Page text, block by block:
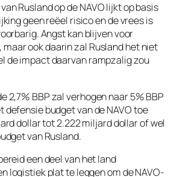
Rusland op de NAVO lijkt op basis
geen reëel risico en de vrees is
Angst kan blijven voor
ook daarin zal Rusland het niet
de impact daarvan rampzalig zou
2,7% BBP zal verhogen naar 5% BBP
defensie budget van de NAVO toe
dollar tot 2.222 miljard dollar of wel
van Rusland.
een deel van het land
logistiek plat te leggen om de NAVO-